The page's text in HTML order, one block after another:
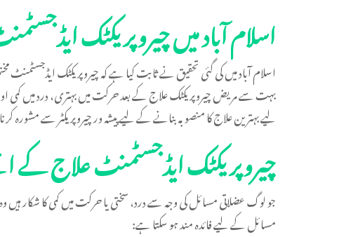
اسلام آباد میں چیروپریکٹک
اسلام آباد میں کی گئی تحقیق نے ثابت کیا ہے کہ چیروپریکٹک ایڈجسٹمنٹ
بہت سے مریض چیروپریکٹک علاج کے بعد حرکت میں بہتری، درد میں کمی
لیے بہترین علاج کا منصوبہ بنانے کے لیے پیشہ ور چیروپریکٹر سے
چیروپریکٹک ایڈجسٹمنٹ علاج کے
جو لوگ عضلاتی مسائل کی وجہ سے درد، سختی یا حرکت میں کمی کا شکار
مسائل کے لیے فائدہ مند ہو سکتا ہے: